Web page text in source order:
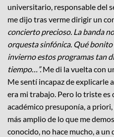
universitario, responsable del
me dijo tras verme dirigir un
concierto precioso. La banda
orquesta sinfónica. Qué
invierno estos programas tan
tiempo…”.Me di la vuelta con
Me sentí incapaz de explicarle
era mi trabajo. Pero lo triste es
académico presuponía, a
más amplio de lo que me
conocido, no hace mucho, a